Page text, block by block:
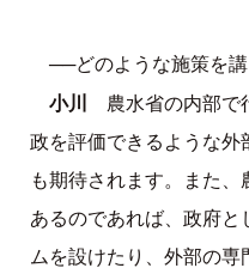
──どのような施策を講
小川
農水省の内部で
政を評価できるような外
も期待されます。また
あるのであれば、政府と
ムを設けたり、外部の